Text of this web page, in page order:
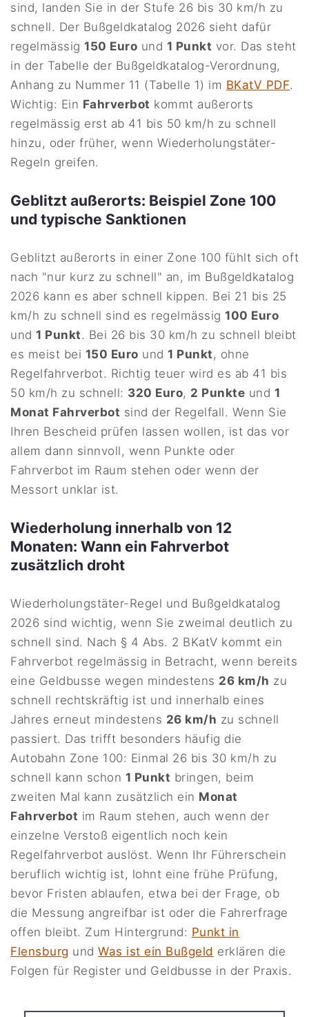
sind, landen Sie in der Stufe 26 bis 30 km/h zu
schnell. Der Bußgeldkatalog 2026 sieht dafür
regelmässig150 Euro und 1 Punkt vor. Das steht
in der Tabelle der Bußgeldkatalog-Verordnung,
Anhang zu Nummer 11 (Tabelle 1) im BKatV PDF.
Wichtig: Ein Fahrverbot kommt außerorts
regelmässig erst ab 41 bis 50 km/h zu schnell
hinzu, oder früher, wenn Wiederholungstäter-
Regeln greifen.
Geblitzt außerorts: Beispiel Zone 100
und typische Sanktionen
Geblitzt außerorts in einer Zone 100 fühlt sich oft
nach "nur kurz zu schnell" an, im Bußgeldkatalog
2026 kann es aber schnell kippen. Bei 21 bis 25
km/h zu schnell sind es regelmässig100 Euro
und1 Punkt. Bei 26 bis 30 km/h zu schnell bleibt
es meist bei 150 Euro und1 Punkt, ohne
Regelfahrverbot. Richtig teuer wird es ab 41 bis
50 km/h zu schnell: 320 Euro, 2 Punkte und 1
Monat Fahrverbot sind der Regelfall. Wenn Sie
Ihren Bescheid prüfen lassen wollen, ist das vor
allem dann sinnvoll, wenn Punkte oder
Fahrverbot im Raum stehen oder wenn der
Messort unklar ist.
Wiederholung innerhalb von 12
Monaten: Wann ein Fahrverbot
zusätzlich droht
Wiederholungstäter-Regel und Bußgeldkatalog
2026 sind wichtig, wenn Sie zweimal deutlich zu
schnell sind. Nach § 4 Abs. 2 BKatV kommt ein
Fahrverbot regelmässig in Betracht, wenn bereits
eine Geldbusse wegen mindestens 26 km/h zu
schnell rechtskräftig ist und innerhalb eines
Jahres erneut mindestens 26 km/h zu schnell
passiert. Das trifft besonders häufig die
Autobahn Zone 100: Einmal 26 bis 30 km/h zu
schnell kann schon 1 Punkt bringen, beim
zweiten Mal kann zusätzlich ein Monat
Fahrverbot im Raum stehen, auch wenn der
einzelne Verstoß eigentlich noch kein
Regelfahrverbot auslöst. Wenn Ihr Führerschein
beruflich wichtig ist, lohnt eine frühe Prüfung,
bevor Fristen ablaufen, etwa bei der Frage, ob
die Messung angreifbar ist oder die Fahrerfrage
offen bleibt. Zum Hintergrund: Punkt in
Flensburg undWas ist ein Bußgeld erklären die
Folgen für Register und Geldbusse in der Praxis.